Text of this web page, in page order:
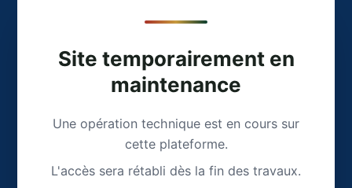
Site temporairement en
maintenance
Une opération technique est en cours sur
cette plateforme.
L'accès sera rétabli dès la fin des travaux.